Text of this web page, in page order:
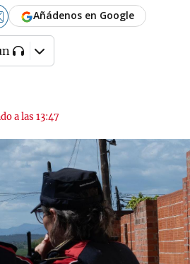
a las 13:47
Añádenos en Google